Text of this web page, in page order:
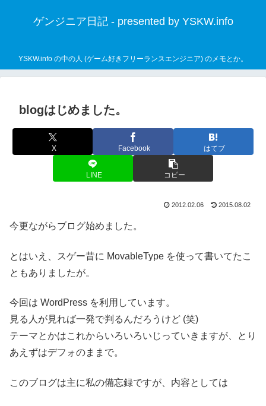
ゲンジニア日記 - presented by YSKW.info
YSKW.info の中の人 (ゲーム好きフリーランスエンジニア) のメモとか。
blogはじめました。
X Facebook はてブ
LINE コピー
2012.02.06 2015.08.02
今更ながらブログ始めました。
とはいえ、スゲー昔に MovableType を使って書いてたこ
ともありましたが。
今回は WordPress を利用しています。
見る人が見れば一発で判るんだろうけど (笑)
テーマとかはこれからいろいろいじっていきますが、とり
あえずはデフォのままで。
このブログは主に私の備忘録ですが、内容としては